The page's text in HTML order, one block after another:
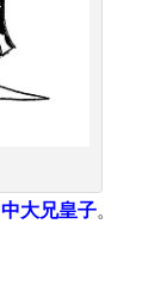
中大兄皇子